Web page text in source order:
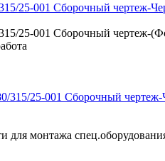
25-001 Сборочный чертеж-
25-001 Сборочный чертеж-
монтажа